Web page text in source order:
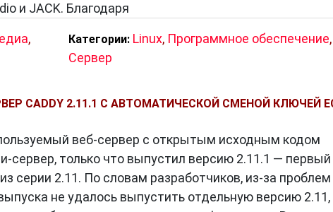
Недавние тенденции включают в себя
Виртуализация позволяет одному
виртуальных серверов, улучшая
масштабируемость и гибкость, а
облегчает развертывание и управление
современной информационной инфраструктуры,
и JACK. Благодаря
,
Категории: Linux, Программное обеспечение,
Сервер
CADDY 2.11.1 С АВТОМАТИЧЕСКОЙ СМЕНОЙ КЛЮЧЕЙ
веб-сервер с открытым исходным кодом
сервер, только что выпустил версию 2.11.1 — первый
серии 2.11. По словам разработчиков, из-за проблем
не удалось выпустить отдельную версию 2.11,